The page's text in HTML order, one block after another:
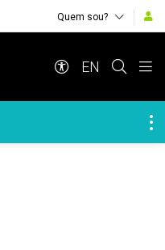
Quem sou?
EN